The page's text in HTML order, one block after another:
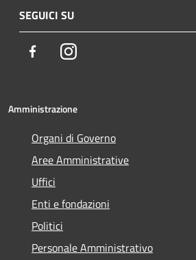
SEGUICI SU
FacebookInstagram
Amministrazione
Organi di Governo
Aree Amministrative
Uffici
Enti e fondazioni
Politici
Personale Amministrativo